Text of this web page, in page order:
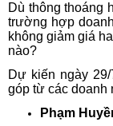
Dù thông thoáng
trường hợp
không giảm giá
nào?
Dự kiến ngày
góp từ các doanh
Phạm